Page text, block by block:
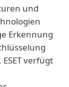
und
Erkennung
verfügt